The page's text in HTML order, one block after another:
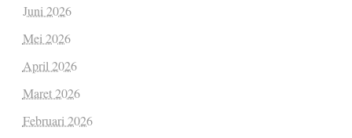
Juni 2026
Mei 2026
April 2026
Maret 2026
Februari 2026